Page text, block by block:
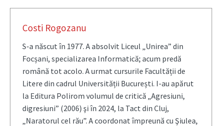
Costi Rogozanu
S-a născut în 1977. A absolvit Liceul „Unirea” din
Focșani, specializarea Informatică; acum predă
română tot acolo. A urmat cursurile Facultății de
Litere din cadrul Universității București. I-au apărut
la Editura Polirom volumul de critică „Agresiuni,
digresiuni” (2006) şi în 2024, la Tact din Cluj,
„Naratorul cel rău”. A coordonat împreună cu Şiulea,